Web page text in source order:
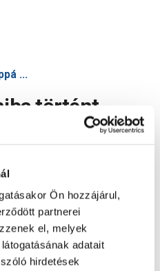
Ön hozzájárul,
partnerei
el, melyek
adatait
hirdetések
...
történt